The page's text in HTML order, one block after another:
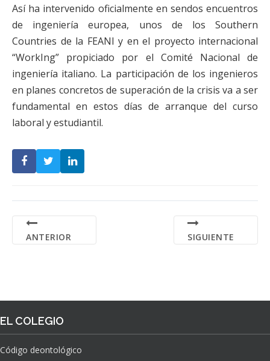
Así ha intervenido oficialmente en sendos encuentros
de ingeniería europea, unos de los Southern
Countries de la FEANI y en el proyecto internacional
“WorkIng” propiciado por el Comité Nacional de
ingeniería italiano. La participación de los ingenieros
en planes concretos de superación de la crisis va a ser
fundamental en estos días de arranque del curso
laboral y estudiantil.
ANTERIOR SIGUIENTE
EL COLEGIO
Código deontológico